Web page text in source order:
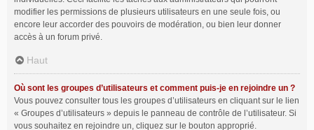
modifier les permissions de plusieurs utilisateurs en une seule fois, ou
encore leur accorder des pouvoirs de modération, ou bien leur donner
accès à un forum privé.
Haut
Où sont les groupes d’utilisateurs et comment puis-je en rejoindre un ?
Vous pouvez consulter tous les groupes d’utilisateurs en cliquant sur le lien
« Groupes d’utilisateurs » depuis le panneau de contrôle de l’utilisateur. Si
vous souhaitez en rejoindre un, cliquez sur le bouton approprié.